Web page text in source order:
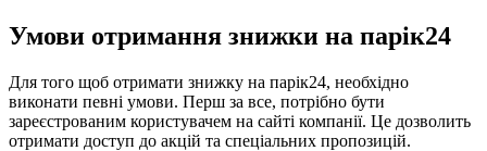
Умови отримання знижки на парік24
Для того щоб отримати знижку на парік24, необхідно
виконати певні умови. Перш за все, потрібно бути
зареєстрованим користувачем на сайті компанії. Це дозволить
отримати доступ до акцій та спеціальних пропозицій.